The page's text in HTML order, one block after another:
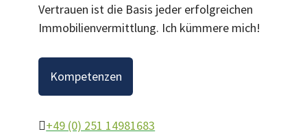
Vertrauen ist die Basis jeder erfolgreichen
Immobilienvermittlung. Ich kümmere mich!
Kompetenzen
+49 (0) 251 14981683